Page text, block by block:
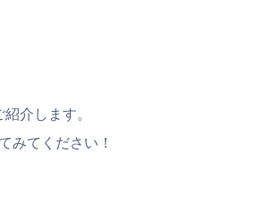
介します。
みてください！